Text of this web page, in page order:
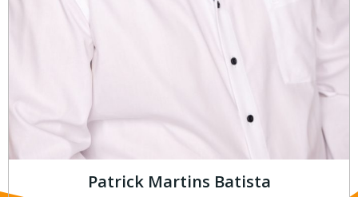
Patrick Martins Batista